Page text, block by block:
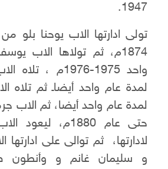
1947.
1874م، ثم تولاها الاب
واحد 1975-1976م ،
لمدة عام واحد أيضاـ ثم تلاه
لمدة عام واحد أيضا، ثم الاب
حتى عام 1880م،
لادارتها، ثم توالى على ادارتها
و سليمان غانم و وأنطون